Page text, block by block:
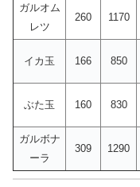
ガルオム
レツ
260 1170
イカ玉 166 850
ぶた玉 160 830
ガルボナ
ーラ
309 1290